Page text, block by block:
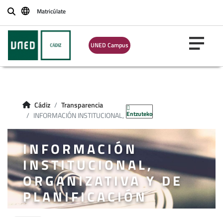
BuscarMatricúlate
UNED Campus
Cádiz
Transparencia
INFORMACIÓN INSTITUCIONAL, ...Entzuteko
INFORMACIÓN
INSTITUCIONAL,
ORGANIZATIVA Y DE
PLANIFICACIÓN